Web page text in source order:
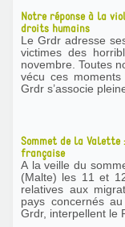
Notre réponse à la
droits humains
Le Grdr adresse
victimes des
novembre. Toutes
vécu ces moments
Grdr s’associe
Sommet de la
française
A la veille du
(Malte) les 11 et
relatives aux
pays concernés
Grdr, interpellent le